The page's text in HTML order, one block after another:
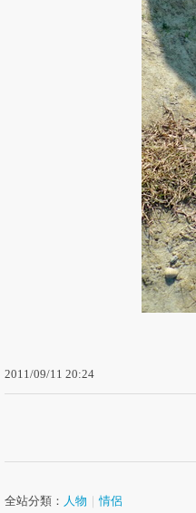
2011/09/11 20:24
全站分類： 人物 ｜情侶